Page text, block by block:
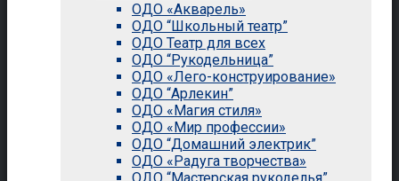
ОДО «Акварель»
ОДО “Школьный театр”
ОДО Театр для всех
ОДО “Рукодельница”
ОДО «Лего-конструирование»
ОДО “Арлекин”
ОДО «Магия стиля»
ОДО «Мир профессии»
ОДО “Домашний электрик”
ОДО «Радуга творчества»